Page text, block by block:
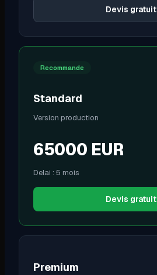
Devis gratuit
Recommande
Standard
Version production
65000 EUR
Delai : 5 mois
Devis gratuit
Premium